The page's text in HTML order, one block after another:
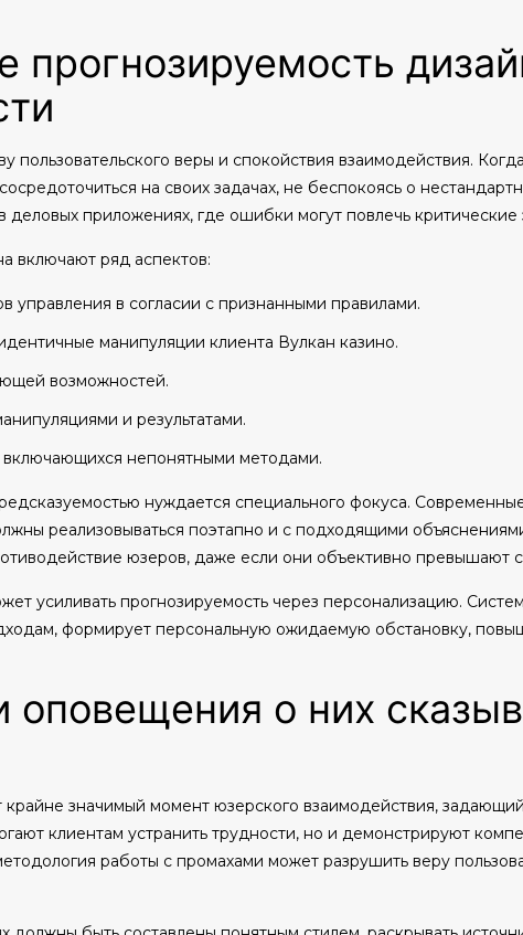
прогнозируемость
пользовательского веры и спокойствия взаимодействия.
на своих задачах, не беспокоясь о
деловых приложениях, где ошибки могут повлечь
включают ряд аспектов:
в согласии с признанными правилами.
манипуляции клиента Вулкан казино.
возможностей.
и результатами.
непонятными методами.
нуждается специального фокуса.
реализовываться поэтапно и с подходящими
юзеров, даже если они объективно превышают
усиливать прогнозируемость через персонализацию.
формирует персональную ожидаемую обстановку,
оповещения о них
крайне значимый момент юзерского взаимодействия,
клиентам устранить трудности, но и демонстрируют
работы с промахами может разрушить веру